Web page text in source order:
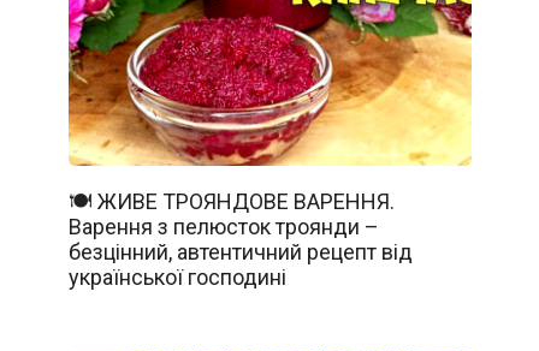
🍽️ ЖИВЕ ТРОЯНДОВЕ ВАРЕННЯ.
Варення з пелюсток троянди –
безцінний, автентичний рецепт від
української господині